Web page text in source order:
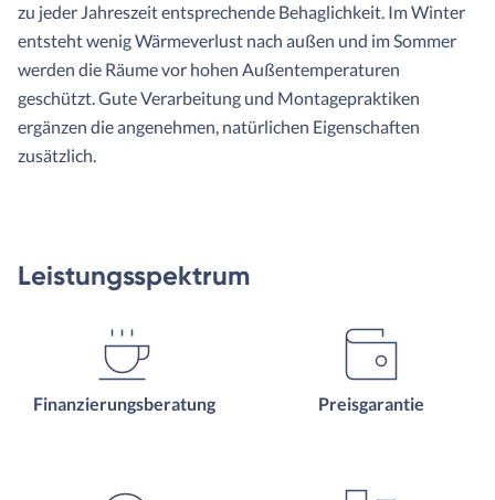
zu jeder Jahreszeit entsprechende Behaglichkeit. Im Winter
entsteht wenig Wärmeverlust nach außen und im Sommer
werden die Räume vor hohen Außentemperaturen
geschützt. Gute Verarbeitung und Montagepraktiken
ergänzen die angenehmen, natürlichen Eigenschaften
zusätzlich.
Leistungsspektrum
Finanzierungsberatung Preisgarantie